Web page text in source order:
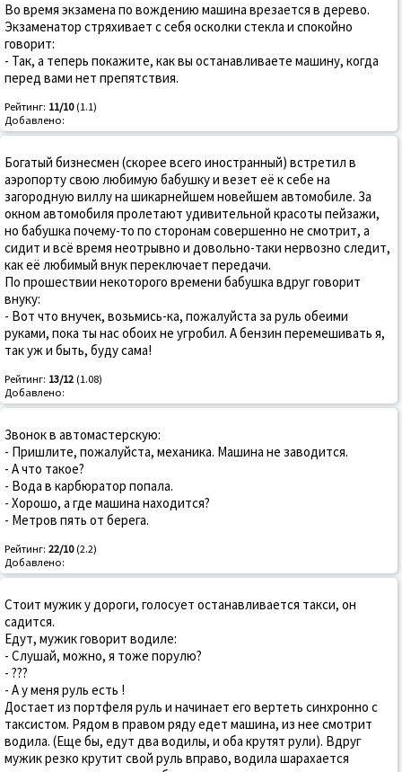
Во время экзамена по вождению машина врезается в дерево.
Экзаменатор стряхивает с себя осколки стекла и спокойно
говорит:
- Так, а теперь покажите, как вы останавливаете машину, когда
перед вами нет препятствия.
Рейтинг: 11/10(1.1)
Добавлено:
Богатый бизнесмен (скорее всего иностранный) встретил в
аэропорту свою любимую бабушку и везет её к себе на
загородную виллу на шикарнейшем новейшем автомобиле. За
окном автомобиля пролетают удивительной красоты пейзажи,
но бабушка почему-то по сторонам совершенно не смотрит, а
сидит и всё время неотрывно и довольно-таки нервозно следит,
как её любимый внук переключает передачи.
По прошествии некоторого времени бабушка вдруг говорит
внуку:
- Вот что внучек, возьмись-ка, пожалуйста за руль обеими
руками, пока ты нас обоих не угробил. А бензин перемешивать я,
так уж и быть, буду сама!
Рейтинг: 13/12 (1.08)
Добавлено:
Звонок в автомастерскую:
- Пришлите, пожалуйста, механика. Машина не заводится.
- А что такое?
- Вода в карбюратор попала.
- Хорошо, а где машина находится?
- Метров пять от берега.
Рейтинг: 22/10(2.2)
Добавлено:
Стоит мужик у дороги, голосует останавливается такси, он
садится.
Едут, мужик говорит водиле:
- Слушай, можно, я тоже порулю?
- ???
- А у меня руль есть !
Достает из портфеля руль и начинает его вертеть синхронно с
таксистом. Рядом в правом ряду едет машина, из нее смотрит
водила. (Еще бы, едут два водилы, и оба крутят рули). Вдруг
мужик резко крутит свой руль вправо, водила шарахается